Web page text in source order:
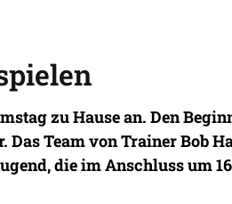
zu Hause an. Den
Team von Trainer Bob
die im Anschluss um